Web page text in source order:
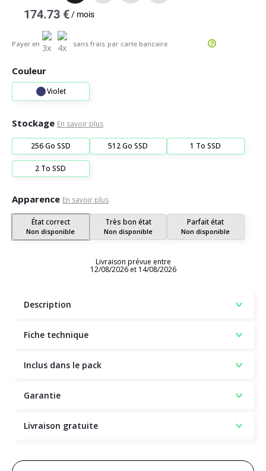
174.73 € / mois
Payer en sans frais par carte bancaire
Couleur
Violet
Stockage En savoir plus
256 Go SSD 512 Go SSD 1 To SSD
2 To SSD
Apparence En savoir plus
État correct
Non disponible
Très bon état
Non disponible
Parfait état
Non disponible
Livraison prévue entre
12/08/2026 et 14/08/2026
Description
Fiche technique
Inclus dans le pack
Garantie
Livraison gratuite